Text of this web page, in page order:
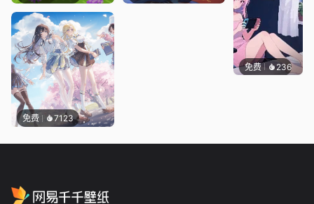
免费 7123
免费 236好看